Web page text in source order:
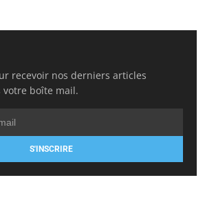
recevoir nos derniers articles
boîte mail.
S'INSCRIRE